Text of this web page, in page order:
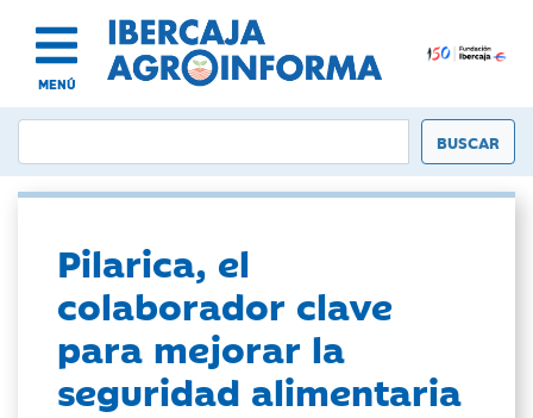
MENÚ
Pilarica, el
colaborador clave
para mejorar la
seguridad alimentaria